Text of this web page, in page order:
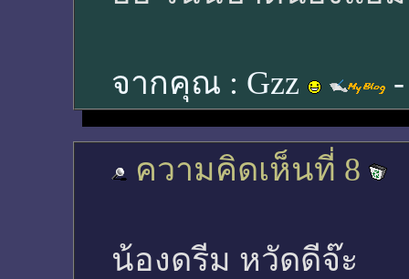
จากคุณ : Gzz
ความคิดเห็นที่ 8
น้องดรีม หวัดดีจ๊ะ